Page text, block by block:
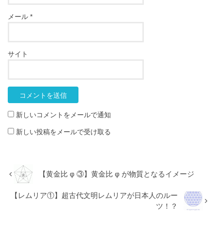
メール*
サイト
新しいコメントをメールで通知
新しい投稿をメールで受け取る
【黄金比 φ ③】黄金比 φ が物質となるイメージ
【レムリア①】超古代文明レムリアが日本人のルー
ツ！？